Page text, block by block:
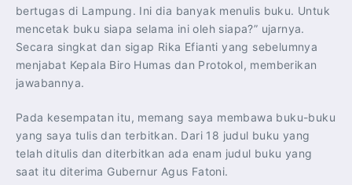
bertugas di Lampung. Ini dia banyak menulis buku. Untuk
mencetak buku siapa selama ini oleh siapa?” ujarnya.
Secara singkat dan sigap Rika Efianti yang sebelumnya
menjabat Kepala Biro Humas dan Protokol, memberikan
jawabannya.
Pada kesempatan itu, memang saya membawa buku-buku
yang saya tulis dan terbitkan. Dari 18 judul buku yang
telah ditulis dan diterbitkan ada enam judul buku yang
saat itu diterima Gubernur Agus Fatoni.